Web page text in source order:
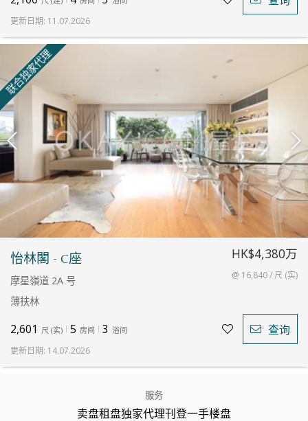
更新日期: 11.07.2026
怡林閣 - C座
摩星嶺道 2A 号
薄扶林
HK$4,380万
@ 16,840 / 尺 (实)
2,601 尺 (实) 5 房间 3 浴间 查询
更新日期: 14.07.2026
联合独家代理
服务
卖盘租盘独家代理刊登一手楼盘